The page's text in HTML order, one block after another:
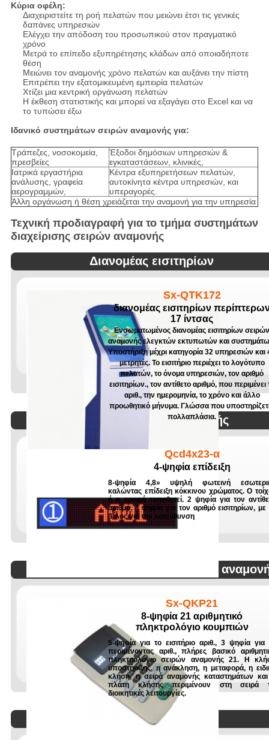
Κύρια οφέλη:
Διαχειριστείτε τη ροή πελατών που μειώνει έτσι τις γενικές
δαπάνες υπηρεσιών
Ελέγχει την απόδοση του προσωπικού στον πραγματικό
χρόνο
Μετρά το επίπεδο εξυπηρέτησης κλάδων από οποιαδήποτε
θέση
Μειώνει τον αναμονής χρόνο πελατών και αυξάνει την πίστη
Επιτρέπει την εξατομικευμένη εμπειρία πελατών
Χτίζει μια κεντρική οργάνωση πελατών
Η έκθεση στατιστικής και μπορεί να εξαγάγει στο Excel και να
το τυπώσει έξω
Ιδανικό συστημάτων σειρών αναμονής για:
Τράπεζες, νοσοκομεία,
πρεσβείες
Έξοδοι δημόσιων υπηρεσιών &
εγκαταστάσεων, κλινικές,
Ιατρικά εργαστήρια
ανάλυσης, γραφεία
αερογραμμών,
Κέντρα εξυπηρετήσεων πελατών,
αυτοκίνητα κέντρα υπηρεσιών, και
υπεραγορές.
Άλλη οργάνωση ή θέση χρειάζεται την αναμονή για την υπηρεσία
Τεχνική προδιαγραφή για το τμήμα συστημάτων
διαχείρισης σειρών αναμονής
Διανομέας εισιτηρίων
Sx-QTK172
διανομέας εισιτηρίων
17 ίντσας
Ενσωματωμένος διανομέας εισιτηρίων
αναμονής ελεγκτών εκτυπωτών και
Υποστήριξη μέχρι κατηγορία 32 υπηρεσιών και
μετρητές. Το εισιτήριο περιέχει το λογότυπο
πελατών, το όνομα υπηρεσιών, τον αριθμό
εισιτηρίων., τον αντίθετο αριθμό, που περιμένει
αριθ., την ημερομηνία, το χρόνο και άλλο
προωθητικό μήνυμα. Γλώσσα που
πολλαπλάσια.
Επίδειξη σειρών αναμονής
Qcd4x23-α
4-ψηφία επίδειξη
8-ψηφία 4,8» υψηλή φωτεινή
καλώντας επίδειξη κόκκινου χρώματος. Ο
ή η οροφή τοποθετεί. 2 ψηφία για τον
αριθμό, 4 ψηφία για τον αριθμό εισιτηρίων, με
βέλος για την κατεύθυνση
Αριθμητικό πληκτρολόγιο σειρών
Sx-QKP21
8-ψηφία 21 αριθμητικό
πληκτρολόγιο κουμπιών
5-ψηφία για το εισιτήριο αριθ., 3 ψηφία για
περιμένοντας αριθ., πλήρες βασικό
πληκτρολόγιο σειρών αναμονής 21. Η
υποστήριξης, η ανάκληση, η μεταφορά, η
κλήση, η σειρά αναμονής καταστημάτων
πλάτη κλήσης περιμένουν στη σειρά
διοικητικές λειτουργίες.
Κύρια επίδειξη